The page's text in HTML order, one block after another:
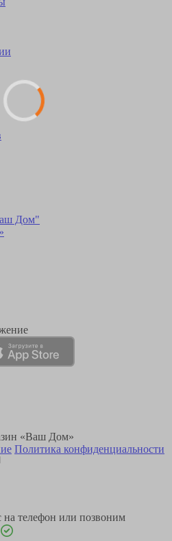
Дом"
«Ваш Дом»
Политика конфиденциальности
телефон или позвоним